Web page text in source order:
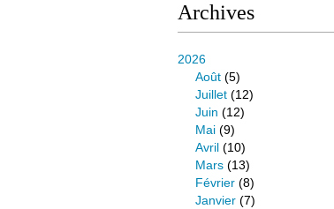
Archives
2026
Août (5)
Juillet (12)
Juin (12)
Mai (9)
Avril (10)
Mars (13)
Février (8)
Janvier (7)